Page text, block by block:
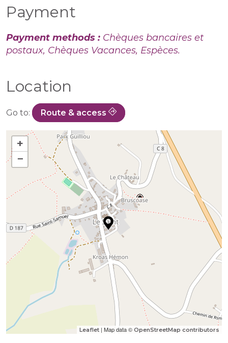
Payment
Payment methods : Chèques bancaires et
postaux, Chèques Vacances, Espèces.
Location
Go to: Route & access
+
−
Leaflet | Map data © OpenStreetMap contributors